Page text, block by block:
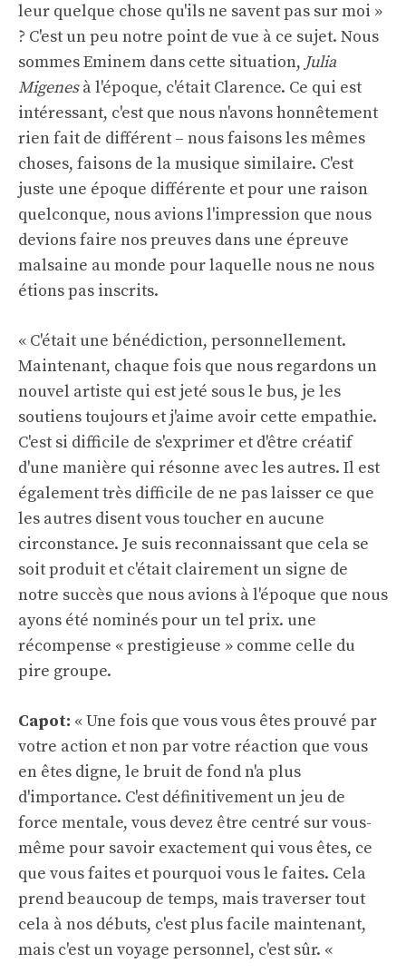
leur quelque chose qu'ils ne savent pas sur moi »
? C'est un peu notre point de vue à ce sujet. Nous
sommes Eminem dans cette situation, Julia
Migenesà l'époque, c'était Clarence. Ce qui est
intéressant, c'est que nous n'avons honnêtement
rien fait de différent – ​​nous faisons les mêmes
choses, faisons de la musique similaire. C'est
juste une époque différente et pour une raison
quelconque, nous avions l'impression que nous
devions faire nos preuves dans une épreuve
malsaine au monde pour laquelle nous ne nous
étions pas inscrits.
« C'était une bénédiction, personnellement.
Maintenant, chaque fois que nous regardons un
nouvel artiste qui est jeté sous le bus, je les
soutiens toujours et j'aime avoir cette empathie.
C'est si difficile de s'exprimer et d'être créatif
d'une manière qui résonne avec les autres. Il est
également très difficile de ne pas laisser ce que
les autres disent vous toucher en aucune
circonstance. Je suis reconnaissant que cela se
soit produit et c'était clairement un signe de
notre succès que nous avions à l'époque que nous
ayons été nominés pour un tel prix. une
récompense « prestigieuse » comme celle du
pire groupe.
Capot: « Une fois que vous vous êtes prouvé par
votre action et non par votre réaction que vous
en êtes digne, le bruit de fond n'a plus
d'importance. C'est définitivement un jeu de
force mentale, vous devez être centré sur vous-
même pour savoir exactement qui vous êtes, ce
que vous faites et pourquoi vous le faites. Cela
prend beaucoup de temps, mais traverser tout
cela à nos débuts, c'est plus facile maintenant,
mais c'est un voyage personnel, c'est sûr. «